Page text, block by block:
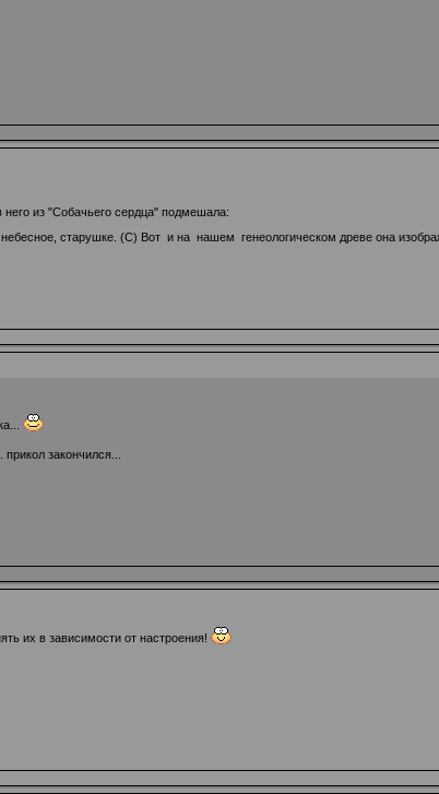
из "Собачьего сердца" подмешала:
старушке. (С) Вот и на нашем генеологическом древе она
закончился...
их в зависимости от настроения!